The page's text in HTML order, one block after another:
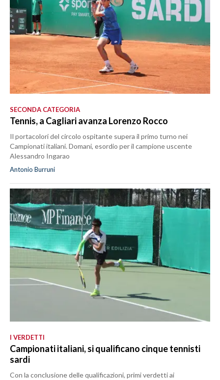
SECONDA CATEGORIA
Tennis, a Cagliari avanza Lorenzo Rocco
Il portacolori del circolo ospitante supera il primo turno nei
Campionati italiani. Domani, esordio per il campione uscente
Alessandro Ingarao
Antonio Burruni
I VERDETTI
Campionati italiani, si qualificano cinque tennisti
sardi
Con la conclusione delle qualificazioni, primi verdetti ai